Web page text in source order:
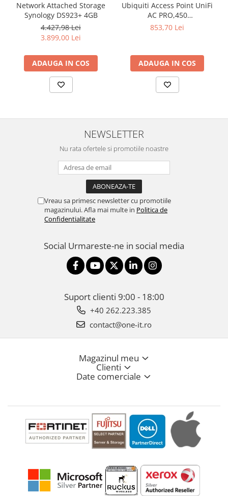
Imprimante 3D
TV, Multimedia & Electronice
Multiboard & Accessorii
Cloud si Aplicatii SaaS
Sisteme Videoconferinta
Securitate Date
Network Attached Storage
Synology DS923+ 4GB
4.427,98 Lei
3.899,00 Lei
ADAUGA IN COS
Ubiquiti Access Point UniFi
AC PRO,450
Mbps(2.4GHz),1300
included,
802.3af/at,2x10/100/1000
RJ45 Port, Integrated 3 dBi
3x3 MIMO (2.4GHz and
5GHz),250+ Co
853,70 Lei
ADAUGA IN COS
NEWSLETTER
Nu rata ofertele si promotiile noastre
Vreau sa primesc newsletter cu promotiile
magazinului. Afla mai multe in Politica de
Confidentialitate
Social Urmareste-ne in social media
Suport clienti 9:00 - 18:00
+40 262.223.385
contact@one-it.ro
Magazinul meu
Clienti
Date comerciale